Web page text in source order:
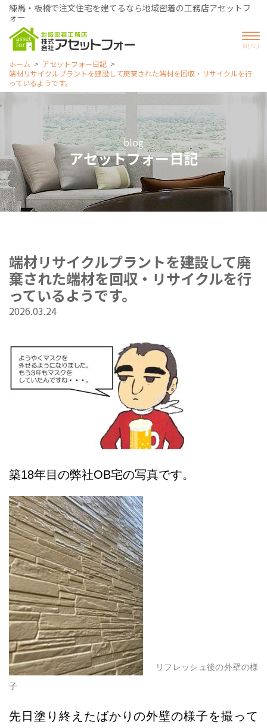
練馬・板橋で注文住宅を建てるなら地域密着の工務店アセットフ
ォー
ホーム
アセットフォー日記
端材リサイクルプラントを建設して廃棄された端材を回収・リサイクルを行
っているようです。
blog
アセットフォー日記
端材リサイクルプラントを建設して廃
棄された端材を回収・リサイクルを行
っているようです。
2026.03.24
築18年目の弊社OB宅の写真です。
リフレッシュ後の外壁の様
子
先日塗り終えたばかりの外壁の様子を撮って